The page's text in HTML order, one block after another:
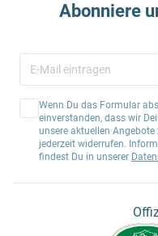
Abonniere
Wenn Du das Formular
einverstanden, dass wir
unsere aktuellen
jederzeit widerrufen.
findest Du in unserer